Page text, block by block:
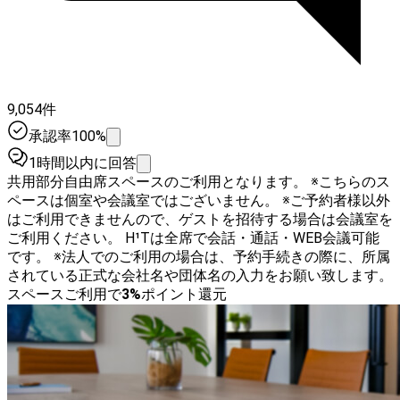
9,054件
承認率100%
1時間以内に回答
共用部分自由席スペースのご利用となります。 ※こちらのス
ペースは個室や会議室ではございません。 ※ご予約者様以外
はご利用できませんので、ゲストを招待する場合は会議室を
ご利用ください。 H¹Tは全席で会話・通話・WEB会議可能
です。 ※法人でのご利用の場合は、予約手続きの際に、所属
されている正式な会社名や団体名の入力をお願い致します。
スペースご利用で3%ポイント還元